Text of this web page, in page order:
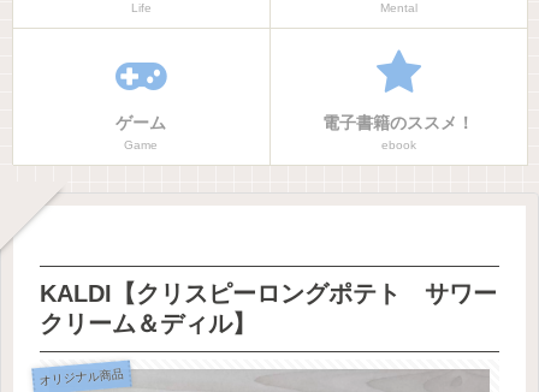
Life Mental
ゲーム
Game
電子書籍のススメ！
ebook
KALDI【クリスピーロングポテト サワー
クリーム＆ディル】
オリジナル商品